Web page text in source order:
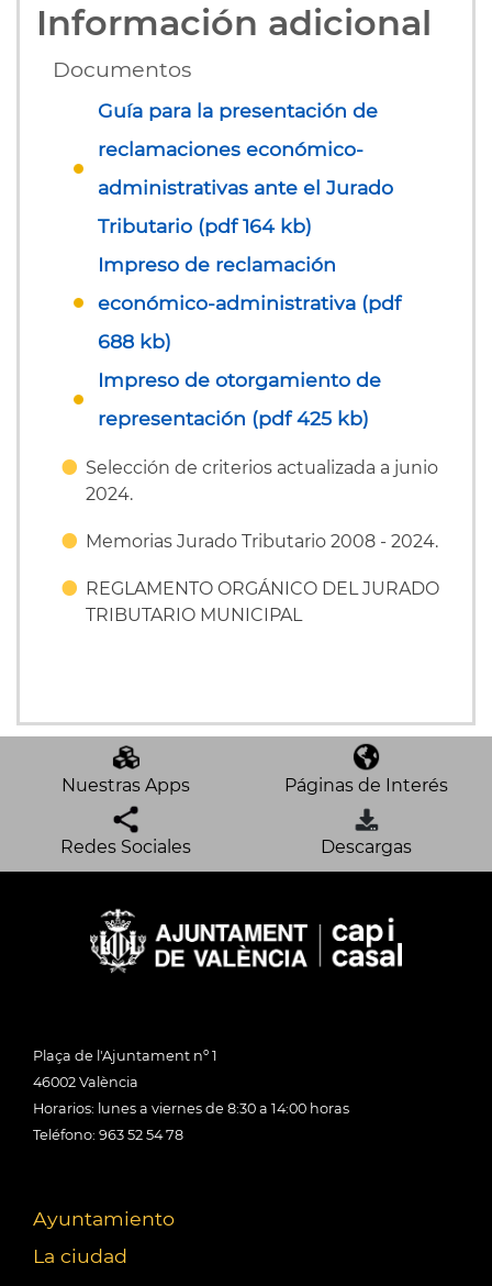
Información adicional
Documentos
Guía para la presentación de
reclamaciones económico-
administrativas ante el Jurado
Tributario (pdf 164 kb)
Impreso de reclamación
económico-administrativa (pdf
688 kb)
Impreso de otorgamiento de
representación (pdf 425 kb)
Selección de criterios actualizada a junio
2024.
Memorias Jurado Tributario 2008 - 2024.
REGLAMENTO ORGÁNICO DEL JURADO
TRIBUTARIO MUNICIPAL
Nuestras Apps Páginas de Interés
Redes Sociales Descargas
Plaça de l'Ajuntament nº 1
46002 València
Horarios: lunes a viernes de 8:30 a 14:00 horas
Teléfono: 963 52 54 78
Ayuntamiento
La ciudad